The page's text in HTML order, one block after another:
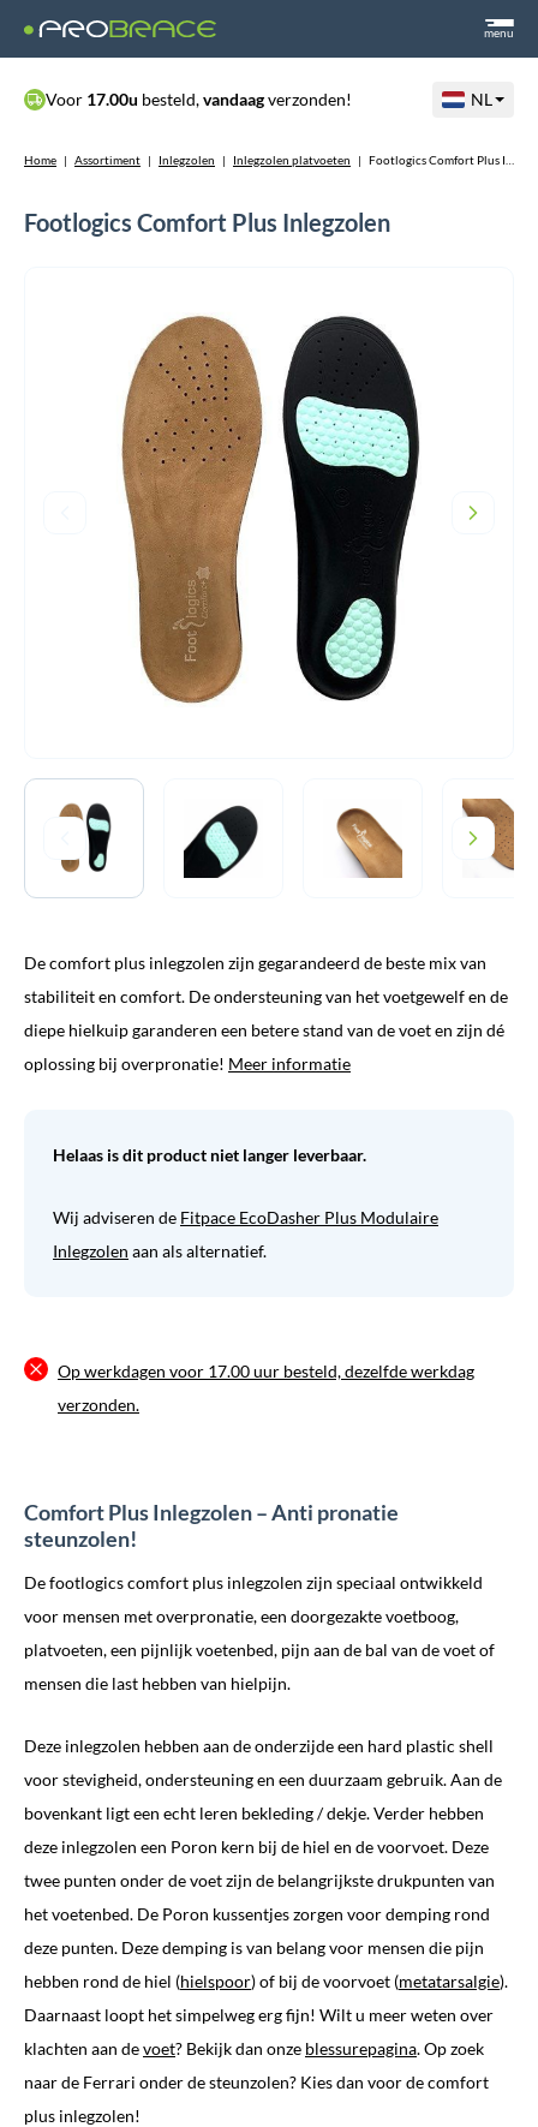
menu
Voor 17.00u besteld,vandaagverzonden! NL
Home | Assortiment | Inlegzolen | Inlegzolen platvoeten | Footlogics Comfort Plus Inlegzolen
Footlogics Comfort Plus Inlegzolen
De comfort plus inlegzolen zijn gegarandeerd de beste mix van
stabiliteit en comfort. De ondersteuning van het voetgewelf en de
diepe hielkuip garanderen een betere stand van de voet en zijn dé
oplossing bij overpronatie! Meer informatie
Helaas is dit product niet langer leverbaar.
Wij adviseren de Fitpace EcoDasher Plus Modulaire
Inlegzolen aan als alternatief.
Op werkdagen voor 17.00 uur besteld, dezelfde werkdag
verzonden.
Comfort Plus Inlegzolen – Anti pronatie
steunzolen!
De footlogics comfort plus inlegzolen zijn speciaal ontwikkeld
voor mensen met overpronatie, een doorgezakte voetboog,
platvoeten, een pijnlijk voetenbed, pijn aan de bal van de voet of
mensen die last hebben van hielpijn.
Deze inlegzolen hebben aan de onderzijde een hard plastic shell
voor stevigheid, ondersteuning en een duurzaam gebruik. Aan de
bovenkant ligt een echt leren bekleding / dekje. Verder hebben
deze inlegzolen een Poron kern bij de hiel en de voorvoet. Deze
twee punten onder de voet zijn de belangrijkste drukpunten van
het voetenbed. De Poron kussentjes zorgen voor demping rond
deze punten. Deze demping is van belang voor mensen die pijn
hebben rond de hiel (hielspoor) of bij de voorvoet (metatarsalgie).
Daarnaast loopt het simpelweg erg fijn! Wilt u meer weten over
klachten aan devoet? Bekijk dan onze blessurepagina. Op zoek
naar de Ferrari onder de steunzolen? Kies dan voor de comfort
plus inlegzolen!